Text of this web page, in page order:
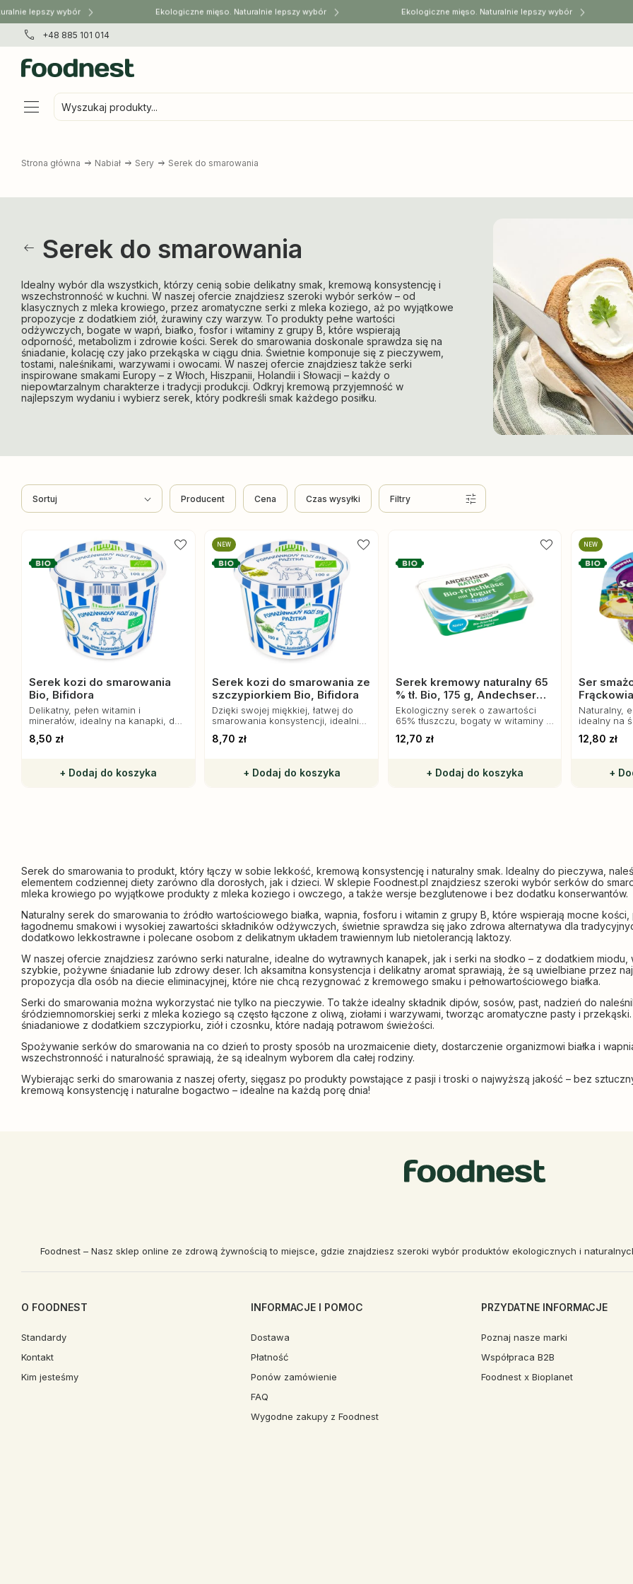
lepszy wybór Ekologiczne mięso. Naturalnie lepszy wybór Ekologiczne mięso. Naturalnie lepszy wybór
+48 885 101 014
Wyszukaj produkty...
Strona główna Nabiał Sery Serek do smarowania
Serek do smarowania
Idealny wybór dla wszystkich, którzy cenią sobie delikatny smak, kremową konsystencję i
wszechstronność w kuchni. W naszej ofercie znajdziesz szeroki wybór serków – od
klasycznych z mleka krowiego, przez aromatyczne serki z mleka koziego, aż po wyjątkowe
propozycje z dodatkiem ziół, żurawiny czy warzyw. To produkty pełne wartości
odżywczych, bogate w wapń, białko, fosfor i witaminy z grupy B, które wspierają
odporność, metabolizm i zdrowie kości. Serek do smarowania doskonale sprawdza się na
śniadanie, kolację czy jako przekąska w ciągu dnia. Świetnie komponuje się z pieczywem,
tostami, naleśnikami, warzywami i owocami. W naszej ofercie znajdziesz także serki
inspirowane smakami Europy – z Włoch, Hiszpanii, Holandii i Słowacji – każdy o
niepowtarzalnym charakterze i tradycji produkcji. Odkryj kremową przyjemność w
najlepszym wydaniu i wybierz serek, który podkreśli smak każdego posiłku.
Sortuj Producent Cena Czas wysyłki Filtry
Serek kozi do smarowania
Bio, Bifidora
Delikatny, pełen witamin i
minerałów, idealny na kanapki, do
alternatywa dla tradycyjnych
8,50 zł
+ Dodaj do koszyka
NEW
Serek kozi do smarowania ze
szczypiorkiem Bio, Bifidora
Dzięki swojej miękkiej, łatwej do
smarowania konsystencji, idealnie
tostach czy jako dodatek do serów
8,70 zł
+ Dodaj do koszyka
Serek kremowy naturalny 65
% tł. Bio, 175 g, Andechser
Natur
Ekologiczny serek o zawartości
65% tłuszczu, bogaty w witaminy i
śniadań, deserów i dań
12,70 zł
+ Dodaj do koszyka
NEW
Ser
Naturalny,
idealny na
smak.
12,80 zł
+
Serek do smarowania to produkt, który łączy w sobie lekkość, kremową konsystencję i naturalny smak. Idealny do pieczywa,
elementem codziennej diety zarówno dla dorosłych, jak i dzieci. W sklepie Foodnest.pl znajdziesz szeroki wybór serków do
mleka krowiego po wyjątkowe produkty z mleka koziego i owczego, a także wersje bezglutenowe i bez dodatku konserwantów.
Naturalny serek do smarowania to źródło wartościowego białka, wapnia, fosforu i witamin z grupy B, które wspierają mocne
łagodnemu smakowi i wysokiej zawartości składników odżywczych, świetnie sprawdza się jako zdrowa alternatywa dla
dodatkowo lekkostrawne i polecane osobom z delikatnym układem trawiennym lub nietolerancją laktozy.
W naszej ofercie znajdziesz zarówno serki naturalne, idealne do wytrawnych kanapek, jak i serki na słodko – z dodatkiem
szybkie, pożywne śniadanie lub zdrowy deser. Ich aksamitna konsystencja i delikatny aromat sprawiają, że są uwielbiane przez
propozycja dla osób na diecie eliminacyjnej, które nie chcą rezygnować z kremowego smaku i pełnowartościowego białka.
Serki do smarowania można wykorzystać nie tylko na pieczywie. To także idealny składnik dipów, sosów, past, nadzień do
śródziemnomorskiej serki z mleka koziego są często łączone z oliwą, ziołami i warzywami, tworząc aromatyczne pasty i
śniadaniowe z dodatkiem szczypiorku, ziół i czosnku, które nadają potrawom świeżości.
Spożywanie serków do smarowania na co dzień to prosty sposób na urozmaicenie diety, dostarczenie organizmowi białka i
wszechstronność i naturalność sprawiają, że są idealnym wyborem dla całej rodziny.
Wybierając serki do smarowania z naszej oferty, sięgasz po produkty powstające z pasji i troski o najwyższą jakość – bez
kremową konsystencję i naturalne bogactwo – idealne na każdą porę dnia!
Foodnest – Nasz sklep online ze zdrową żywnością to miejsce, gdzie znajdziesz szeroki wybór produktów ekologicznych i
O FOODNEST
Standardy
Kontakt
Kim jesteśmy
INFORMACJE I POMOC
Dostawa
Płatność
Ponów zamówienie
FAQ
Wygodne zakupy z Foodnest
PRZYDATNE INFORMACJE
Poznaj nasze marki
Współpraca B2B
Foodnest x Bioplanet